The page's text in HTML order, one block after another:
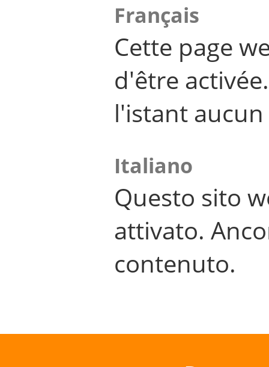
Français
Cette page
d'être
l'istant
Italiano
Questo sito
attivato.
contenuto.